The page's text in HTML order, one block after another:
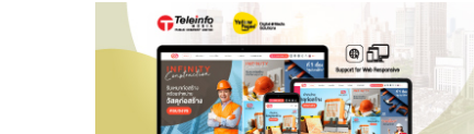
Wholesale Retail Manufacturer